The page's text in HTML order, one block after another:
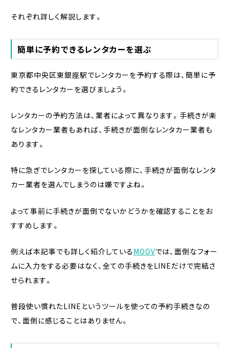
それぞれ詳しく解説します。
簡単に予約できるレンタカーを選ぶ
東京都中央区東銀座駅でレンタカーを予約する際は、簡単に予
約できるレンタカーを選びましょう。
レンタカーの予約方法は、業者によって異なります。手続きが楽
なレンタカー業者もあれば、手続きが面倒なレンタカー業者も
あります。
特に急ぎでレンタカーを探している際に、手続きが面倒なレンタ
カー業者を選んでしまうのは嫌ですよね。
よって事前に手続きが面倒でないかどうかを確認することをお
すすめします。
例えば本記事でも詳しく紹介している MOOVでは、面倒なフォー
ムに入力をする必要はなく、全ての手続きをLINEだけで完結さ
せられます。
普段使い慣れたLINEというツールを使っての予約手続きなの
で、面倒に感じることはありません。